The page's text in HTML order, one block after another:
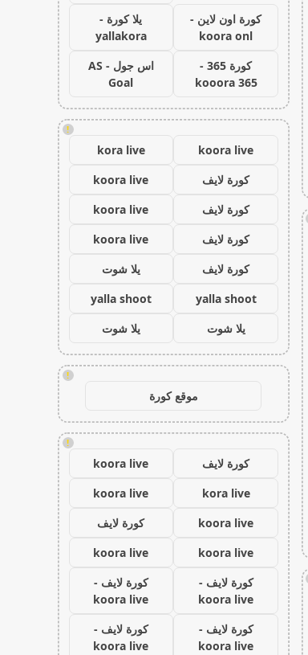
كورة اون لاين -
koora onl
يلا كورة -
yallakora
كورة 365 -
kooora 365
اس جول - AS
Goal
!
koora live
kora live
كورة لايف
koora live
كورة لايف
koora live
كورة لايف
koora live
كورة لايف
يلا شوت
yalla shoot
yalla shoot
يلا شوت
يلا شوت
!
موقع كورة
!
كورة لايف
koora live
kora live
koora live
koora live
كورة لايف
koora live
koora live
كورة لايف -
koora live
كورة لايف -
koora live
كورة لايف -
koora live
كورة لايف -
koora live